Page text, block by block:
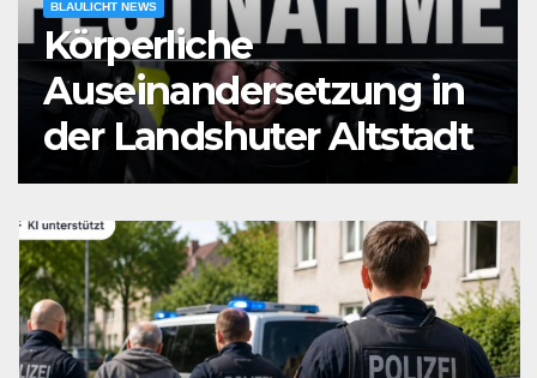
BLAULICHT NEWS
Körperliche
Auseinandersetzung in
der Landshuter Altstadt